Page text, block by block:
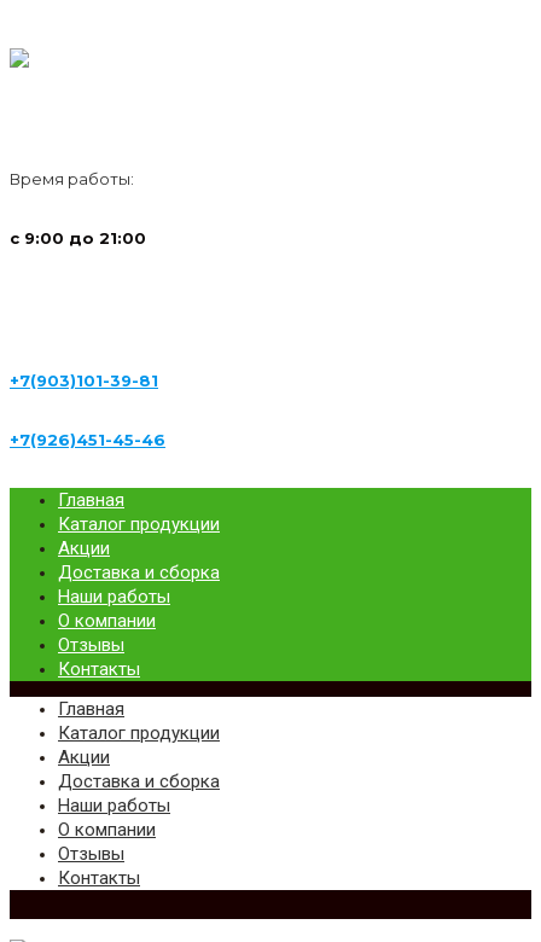
Время работы:
с 9:00 до 21:00
+7(903)101-39-81
+7(926)451-45-46
Главная
Каталог продукции
Акции
Доставка и сборка
Наши работы
О компании
Отзывы
Контакты
Главная
Каталог продукции
Акции
Доставка и сборка
Наши работы
О компании
Отзывы
Контакты